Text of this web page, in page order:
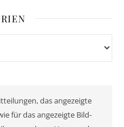
das angezeigte
für das angezeigte Bild-